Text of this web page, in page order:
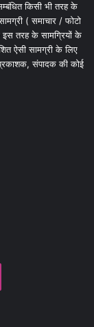
किसी भी तरह के
( समाचार / फोटो
इस तरह के सामग्रियों के
ऐसी सामग्री के लिए
प्रकाशक, संपादक की कोई